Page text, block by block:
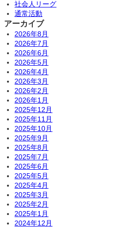
社会人リーグ
通常活動
アーカイブ
2026年8月
2026年7月
2026年6月
2026年5月
2026年4月
2026年3月
2026年2月
2026年1月
2025年12月
2025年11月
2025年10月
2025年9月
2025年8月
2025年7月
2025年6月
2025年5月
2025年4月
2025年3月
2025年2月
2025年1月
2024年12月